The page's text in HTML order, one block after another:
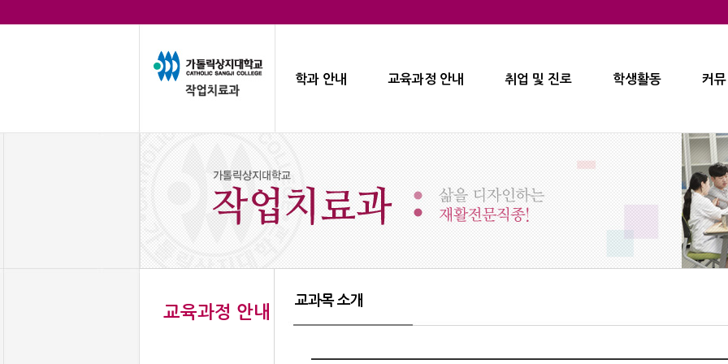
학과 안내 교육과정 안내 취업 및 진로 학생활동 커
교육과정 안내
교과목 소개